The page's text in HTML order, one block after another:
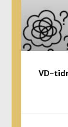
VD-